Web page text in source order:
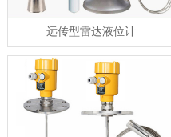
远传型雷达液位计